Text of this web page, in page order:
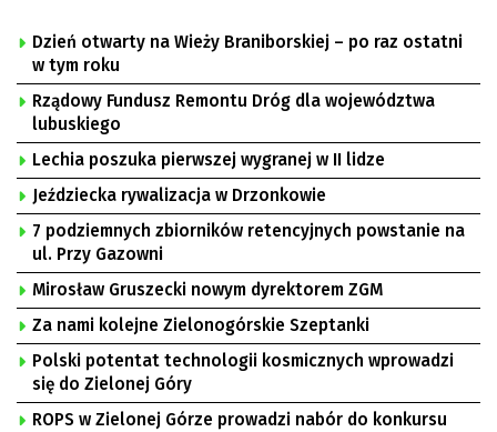
Dzień otwarty na Wieży Braniborskiej – po raz ostatni
w tym roku
Rządowy Fundusz Remontu Dróg dla województwa
lubuskiego
Lechia poszuka pierwszej wygranej w II lidze
Jeździecka rywalizacja w Drzonkowie
7 podziemnych zbiorników retencyjnych powstanie na
ul. Przy Gazowni
Mirosław Gruszecki nowym dyrektorem ZGM
Za nami kolejne Zielonogórskie Szeptanki
Polski potentat technologii kosmicznych wprowadzi
się do Zielonej Góry
ROPS w Zielonej Górze prowadzi nabór do konkursu